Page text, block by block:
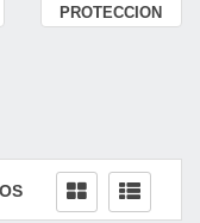
PROTECCION